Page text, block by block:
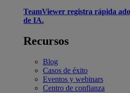
TeamViewer registra rápida
de IA.
Recursos
Blog
Casos de éxito
Eventos y webinars
Centro de confianza